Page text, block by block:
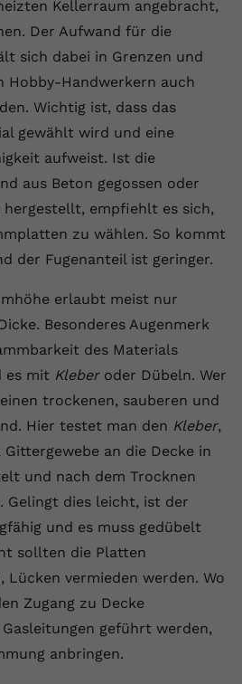
Kellerraum angebracht,
Der Aufwand für die
sich dabei in Grenzen und
Hobby-Handwerkern auch
Wichtig ist, dass das
gewählt wird und eine
aufweist. Ist die
aus Beton gegossen oder
empfiehlt es sich,
zu wählen. So kommt
der Fugenanteil ist geringer.
erlaubt meist nur
Besonderes Augenmerk
des Materials
es mit Kleberoder Dübeln. Wer
trockenen, sauberen und
Hier testet man den Kleber,
an die Decke in
und nach dem Trocknen
Gelingt dies leicht, ist der
und es muss gedübelt
sollten die Platten
Lücken vermieden werden. Wo
Zugang zu Decke
geführt werden,
anbringen.
Unter anderem eine
generierte ID, für die
Speicherung Ihrer
Betreiber dies eingestellt
Cookie wird verwendet, um die
von
zu ermöglichen.
und statistische
zur Nutzung der
zu erfassen.
Tracking verwendet, um
der Nutzung auf unserer
zuzuordnen.
anzeigen
Website externe Inhalte,
installiert dieses Cookie, um
Informationen zu sammeln,
es eine eindeutige ID zum
setzt dieses Cookie über
YouTube-Videos und
anonyme statistische Daten.
device-id
anzeigen